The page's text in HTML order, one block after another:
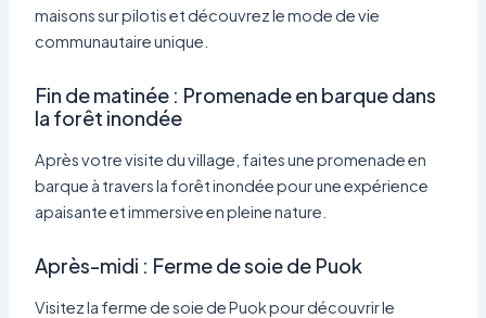
maisons sur pilotis et découvrez le mode de vie
communautaire unique.
Fin de matinée : Promenade en barque dans
la forêt inondée
Après votre visite du village, faites une promenade en
barque à travers la forêt inondée pour une expérience
apaisante et immersive en pleine nature.
Après-midi : Ferme de soie de Puok
Visitez la ferme de soie de Puok pour découvrir le